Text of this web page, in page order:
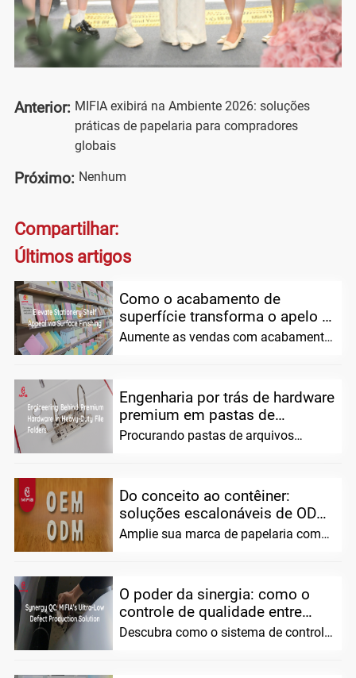
Anterior: MIFIA exibirá na Ambiente 2026: soluções
práticas de papelaria para compradores
globais
Próximo: Nenhum
Compartilhar:
Últimos artigos
Como o acabamento de
superfície transforma o apelo e
as vendas das prateleiras de
Aumente as vendas com acabamento
Engenharia por trás de hardware
premium em pastas de
arquivos para serviços pesados
Procurando pastas de arquivos
Do conceito ao contêiner:
soluções escalonáveis ​​de ODM
e OEM para marcas de
Amplie sua marca de papelaria com
O poder da sinergia: como o
controle de qualidade entre
departamentos da MIFIA
Descubra como o sistema de controle